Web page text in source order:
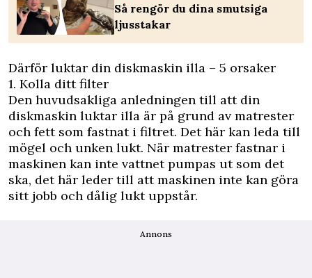
Så rengör du dina smutsiga
ljusstakar
Därför luktar din diskmaskin illa – 5 orsaker
1. Kolla ditt filter
Den huvudsakliga anledningen till att din
diskmaskin luktar illa är på grund av matrester
och fett som fastnat i filtret. Det här kan leda till
mögel och unken lukt. När matrester fastnar i
maskinen kan inte vattnet pumpas ut som det
ska, det här leder till att maskinen inte kan göra
sitt jobb och dålig lukt uppstår.
Annons